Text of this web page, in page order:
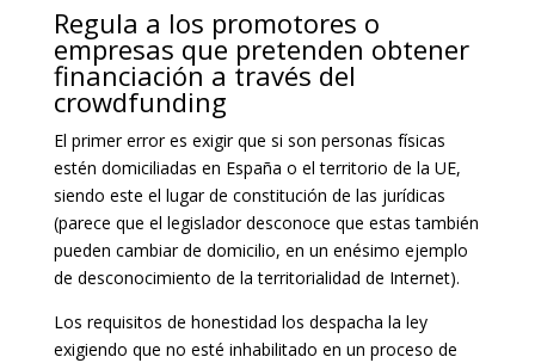
Regula a los promotores o
empresas que pretenden obtener
financiación a través del
crowdfunding
El primer error es exigir que si son personas físicas
estén domiciliadas en España o el territorio de la UE,
siendo este el lugar de constitución de las jurídicas
(parece que el legislador desconoce que estas también
pueden cambiar de domicilio, en un enésimo ejemplo
de desconocimiento de la territorialidad de Internet).
Los requisitos de honestidad los despacha la ley
exigiendo que no esté inhabilitado en un proceso de